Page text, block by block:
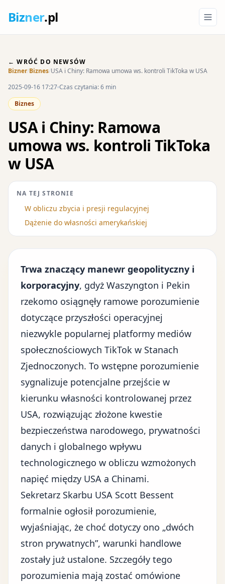
Bizner.pl
← WRÓĆ DO NEWSÓW
Bizner/Biznes/USA i Chiny: Ramowa umowa ws. kontroli TikToka w USA
2025-09-16 17:27 Czas czytania: 6 min
Biznes
USA i Chiny: Ramowa
umowa ws. kontroli TikToka
w USA
NA TEJ STRONIE
W obliczu zbycia i presji regulacyjnej
Dążenie do własności amerykańskiej
Trwa znaczący manewr geopolityczny i
korporacyjny, gdyż Waszyngton i Pekin
rzekomo osiągnęły ramowe porozumienie
dotyczące przyszłości operacyjnej
niezwykle popularnej platformy mediów
społecznościowych TikTok w Stanach
Zjednoczonych. To wstępne porozumienie
sygnalizuje potencjalne przejście w
kierunku własności kontrolowanej przez
USA, rozwiązując złożone kwestie
bezpieczeństwa narodowego, prywatności
danych i globalnego wpływu
technologicznego w obliczu wzmożonych
napięć między USA a Chinami.
Sekretarz Skarbu USA Scott Bessent
formalnie ogłosił porozumienie,
wyjaśniając, że choć dotyczy ono „dwóch
stron prywatnych”, warunki handlowe
zostały już ustalone. Szczegóły tego
porozumienia mają zostać omówione